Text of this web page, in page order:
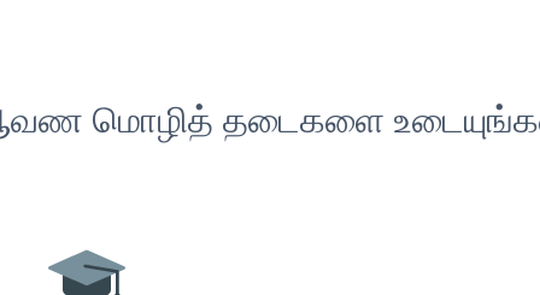
மொழித் தடைகளை